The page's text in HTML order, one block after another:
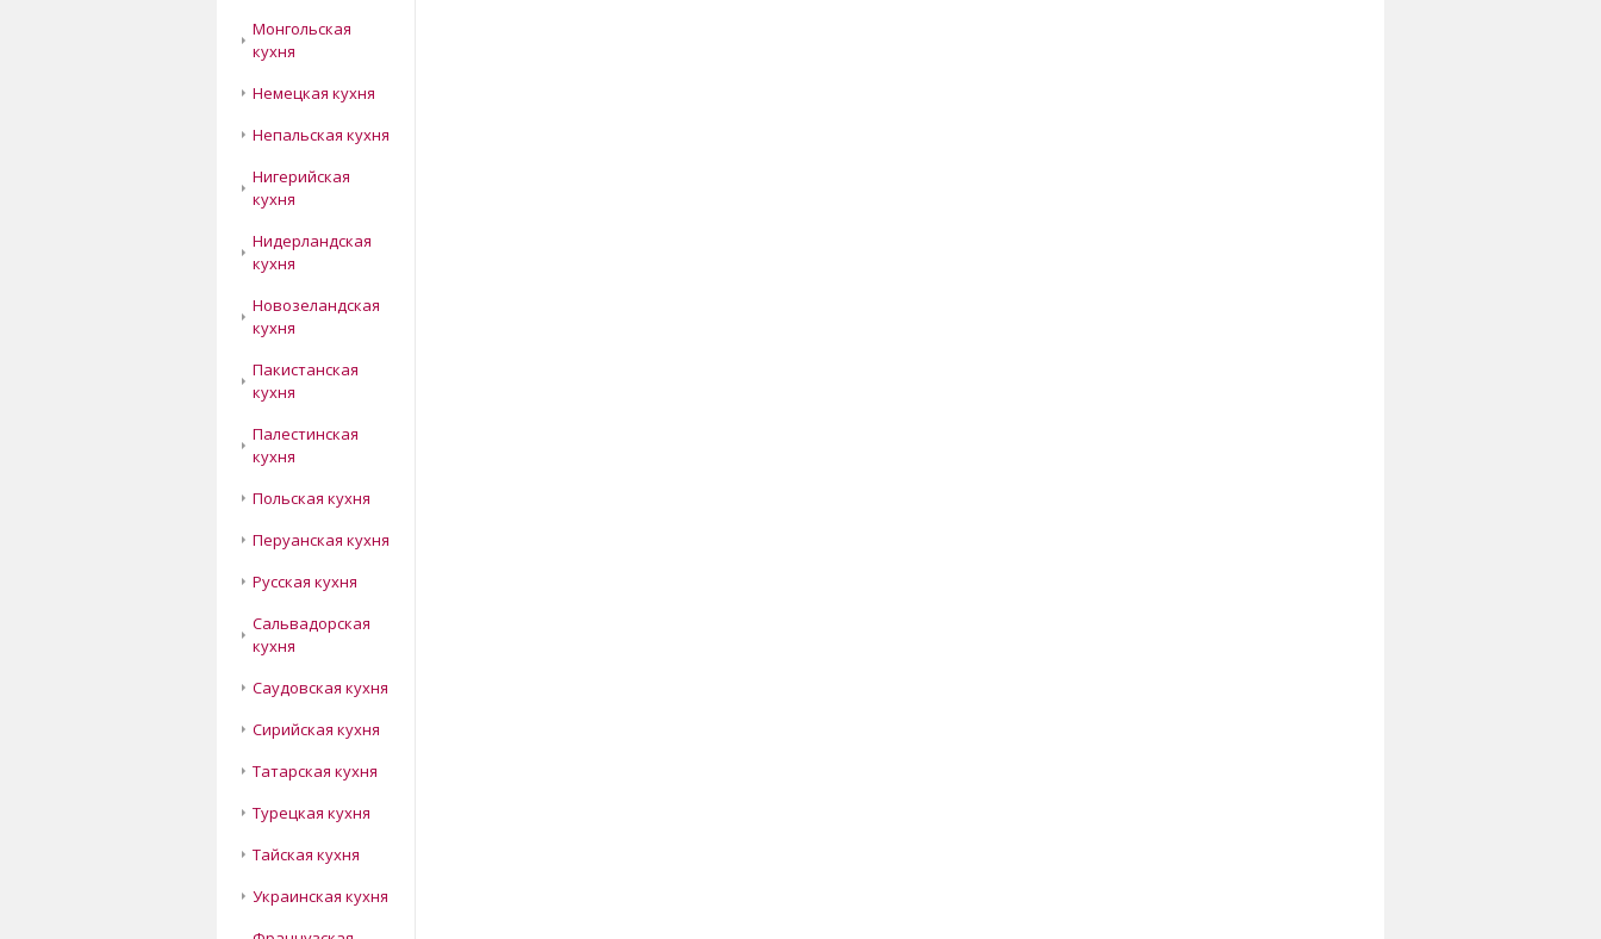
Монгольская
кухня
Немецкая кухня
Непальская кухня
Нигерийская
кухня
Нидерландская
кухня
Новозеландская
кухня
Пакистанская
кухня
Палестинская
кухня
Польская кухня
Перуанская кухня
Русская кухня
Сальвадорская
кухня
Саудовская кухня
Сирийская кухня
Татарская кухня
Турецкая кухня
Тайская кухня
Украинская кухня